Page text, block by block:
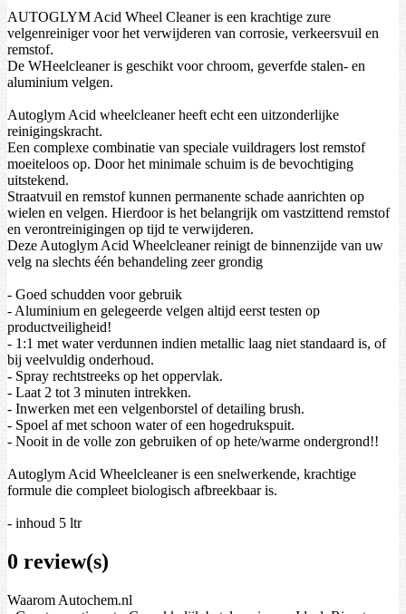
AUTOGLYM Acid Wheel Cleaner is een krachtige zure
velgenreiniger voor het verwijderen van corrosie, verkeersvuil en
remstof.
De WHeelcleaner is geschikt voor chroom, geverfde stalen- en
aluminium velgen.
Autoglym Acid wheelcleaner heeft echt een uitzonderlijke
reinigingskracht.
Een complexe combinatie van speciale vuildragers lost remstof
moeiteloos op. Door het minimale schuim is de bevochtiging
uitstekend.
Straatvuil en remstof kunnen permanente schade aanrichten op
wielen en velgen. Hierdoor is het belangrijk om vastzittend remstof
en verontreinigingen op tijd te verwijderen.
Deze Autoglym Acid Wheelcleaner reinigt de binnenzijde van uw
velg na slechts één behandeling zeer grondig
- Goed schudden voor gebruik
- Aluminium en gelegeerde velgen altijd eerst testen op
productveiligheid!
- 1:1 met water verdunnen indien metallic laag niet standaard is, of
bij veelvuldig onderhoud.
- Spray rechtstreeks op het oppervlak.
- Laat 2 tot 3 minuten intrekken.
- Inwerken met een velgenborstel of detailing brush.
- Spoel af met schoon water of een hogedrukspuit.
- Nooit in de volle zon gebruiken of op hete/warme ondergrond!!
Autoglym Acid Wheelcleaner is een snelwerkende, krachtige
formule die compleet biologisch afbreekbaar is.
- inhoud 5 ltr
0 review(s)
Waarom Autochem.nl